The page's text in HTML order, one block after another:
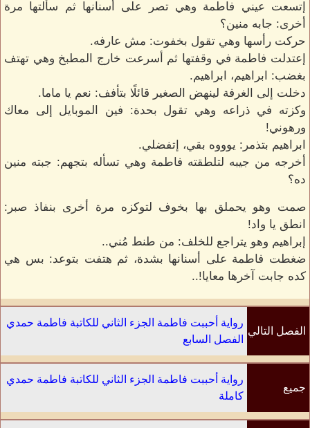
إتسعت عيني فاطمة وهي تصر على أسنانها ثم سألتها مرة
أخرى: جابه منين؟
حركت رأسها وهي تقول بخفوت: مش عارفه.
إعتدلت فاطمة في وقفتها ثم أسرعت خارج المطبخ وهي تهتف
بغضب: ابراهيم، ابراهيم.
دخلت إلى الغرفة لينهض الصغير قائلًا بتأفف: نعم يا ماما.
وكزته في ذراعه وهي تقول بحدة: فين الموبايل إلى معاك
ورهوني!
ابراهيم بتذمر: يوووه بقي، إتفضلي.
أخرجه من جيبه لتلطقته فاطمة وهي تسأله بتجهم: جبته منين
ده؟
صمت وهو يحملق بها بخوف لتوكزه مرة أخرى بنفاذ صبر:
انطق يا واد!
إبراهيم وهو يتراجع للخلف: من طنط مُني..
ضغطت فاطمة على أسنانها بشدة، ثم هتفت بتوعد: بس هي
كده جابت آخرها معايا!..
الفصل التالي
رواية أحببت فاطمة الجزء الثاني للكاتبة فاطمة حمدي
الفصل السابع
جميع
رواية أحببت فاطمة الجزء الثاني للكاتبة فاطمة حمدي
كاملة